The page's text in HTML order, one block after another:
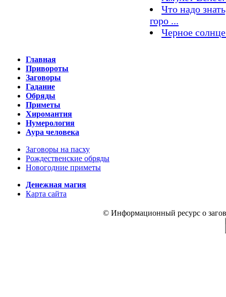
Что надо
горо ...
Черное
Главная
Привороты
Заговоры
Гадание
Обряды
Приметы
Хиромантия
Нумерология
Аура человека
Заговоры на пасху
Рождественские обряды
Новогодние приметы
Денежная магия
Карта сайта
© Информационный ресурс о